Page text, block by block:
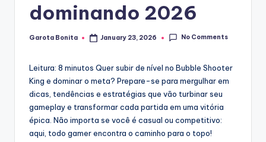
dominando 2026
Posted
Garota Bonita January 23, 2026 No Comments
Leitura: 8 minutos Quer subir de nível no Bubble Shooter
King e dominar o meta? Prepare-se para mergulhar em
dicas, tendências e estratégias que vão turbinar seu
gameplay e transformar cada partida em uma vitória
épica. Não importa se você é casual ou competitivo:
aqui, todo gamer encontra o caminho para o topo!